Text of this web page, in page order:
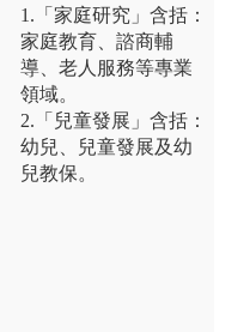
1.「家庭研究」含括：
家庭教育、諮商輔
導、老人服務等專業
領域。
2.「兒童發展」含括：
幼兒、兒童發展及幼
兒教保。